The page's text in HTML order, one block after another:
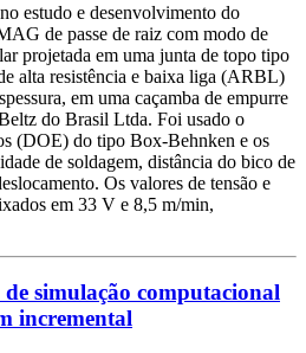
estudo e desenvolvimento do
de passe de raiz com modo de
projetada em uma junta de topo tipo
alta resistência e baixa liga (ARBL)
em uma caçamba de empurre
do Brasil Ltda. Foi usado o
(DOE) do tipo Box-Behnken e os
de soldagem, distância do bico de
Os valores de tensão e
em 33 V e 8,5 m/min,
simulação computacional
incremental